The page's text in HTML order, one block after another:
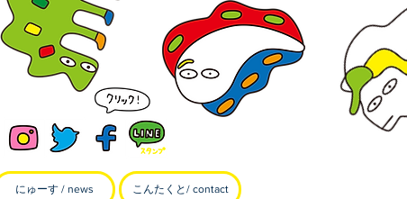
にゅーす / news こんたくと/ contact